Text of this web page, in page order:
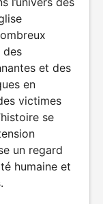
des
et des
en
victimes
se
un regard
humaine et